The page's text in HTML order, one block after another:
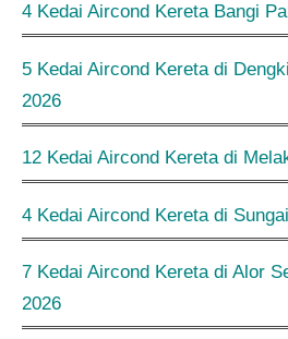
4 Kedai Aircond Kereta Bangi
5 Kedai Aircond Kereta di
2026
12 Kedai Aircond Kereta di
4 Kedai Aircond Kereta di
7 Kedai Aircond Kereta di Alor
2026